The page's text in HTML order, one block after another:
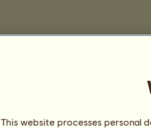
This website processes personal